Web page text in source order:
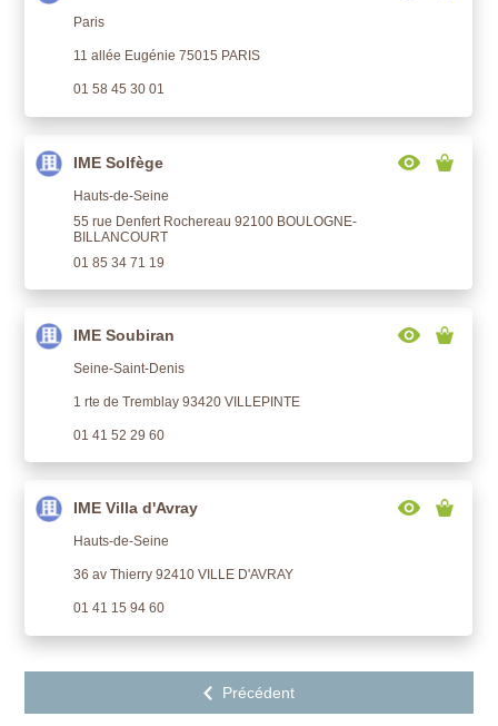
Paris
11 allée Eugénie 75015 PARIS
01 58 45 30 01
IME Solfège
Hauts-de-Seine
55 rue Denfert Rochereau 92100 BOULOGNE-
BILLANCOURT
01 85 34 71 19
IME Soubiran
Seine-Saint-Denis
1 rte de Tremblay 93420 VILLEPINTE
01 41 52 29 60
IME Villa d'Avray
Hauts-de-Seine
36 av Thierry 92410 VILLE D'AVRAY
01 41 15 94 60